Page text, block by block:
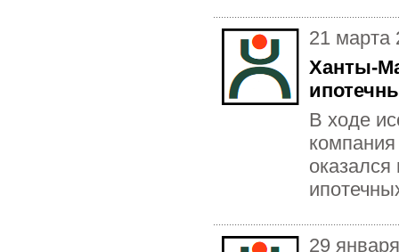
21 марта
Ханты-
В ходе
29